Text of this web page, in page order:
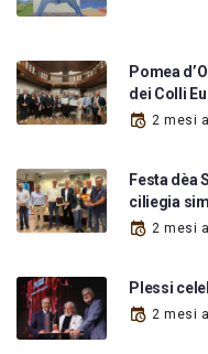
Pomea
dei Colli
2 mesi
Festa dèa
ciliegia
2 mesi
Plessi
2 mesi